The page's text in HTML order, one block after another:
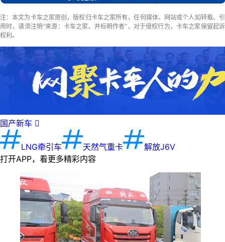
注：本文为卡车之家原创，版权归卡车之家所有，任何媒体、网站或个人如转载、引
用时，请须注明“来源：卡车之家，并标明作者”，对于侵权行为，卡车之家保留起诉
权利。
国产新车 
LNG牵引车 天然气重卡
解放J6V
打开APP，看更多精彩内容